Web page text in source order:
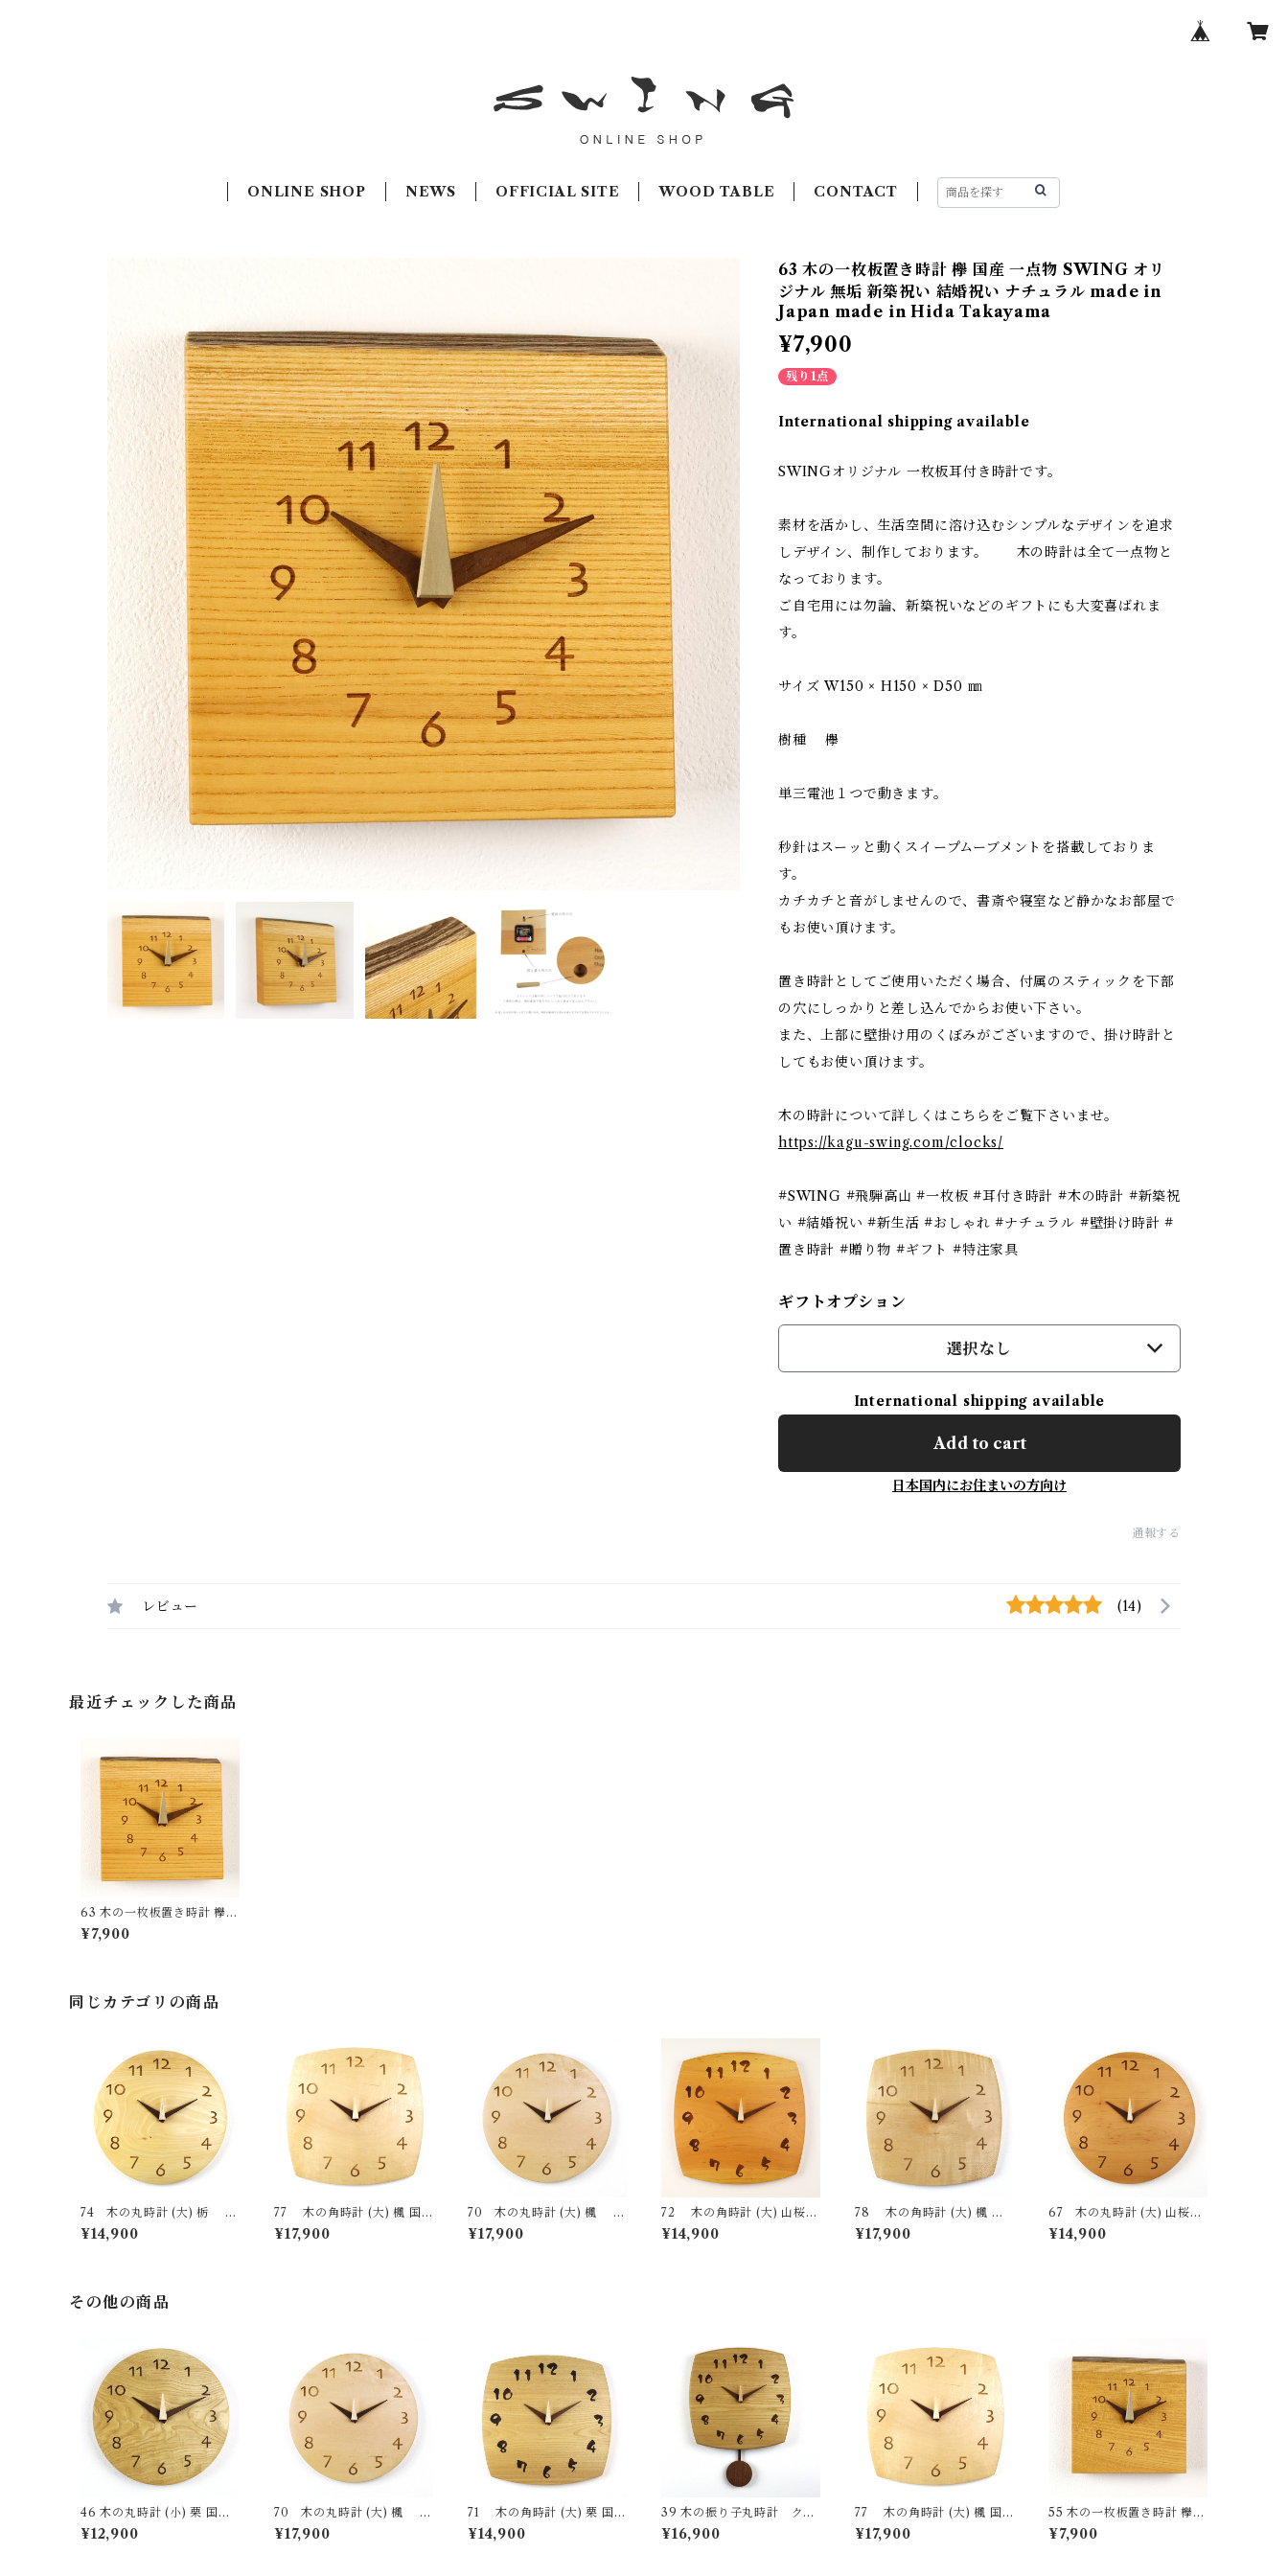
ONLINE SHOP NEWS OFFICIAL SITE WOOD TABLE CONTACT
63 木の一枚板置き時計 欅 国産 一点物 SWING オリ
ジナル 無垢 新築祝い 結婚祝い ナチュラル made in
Japan made in Hida Takayama
¥7,900
残り1点
International shipping available
SWINGオリジナル 一枚板耳付き時計です。
素材を活かし、生活空間に溶け込むシンプルなデザインを追求
しデザイン、制作しております。 木の時計は全て一点物と
なっております。
ご自宅用には勿論、新築祝いなどのギフトにも大変喜ばれま
す。
サイズ W150 × H150 × D50 ㎜
樹種 欅
単三電池１つで動きます。
秒針はスーッと動くスイープムーブメントを搭載しておりま
す。
カチカチと音がしませんので、書斎や寝室など静かなお部屋で
もお使い頂けます。
置き時計としてご使用いただく場合、付属のスティックを下部
の穴にしっかりと差し込んでからお使い下さい。
また、上部に壁掛け用のくぼみがございますので、掛け時計と
してもお使い頂けます。
木の時計について詳しくはこちらをご覧下さいませ。
https://kagu-swing.com/clocks/
#SWING #飛騨高山 #一枚板 #耳付き時計 #木の時計 #新築祝
い #結婚祝い #新生活 #おしゃれ #ナチュラル #壁掛け時計 #
置き時計 #贈り物 #ギフト #特注家具
ギフトオプション
選択なし
International shipping available
Add to cart
日本国内にお住まいの方向け
通報する
レビュー (14)
最近チェックした商品
63 木の一枚板置き時計 欅
国産 一点物 SWING オリジ
ナル 無垢 新築祝い 結婚祝い
¥7,900
同じカテゴリの商品
74 木の丸時計 (大) 栃 国
産 一点物 SWING オリジナ
ル 無垢 新築祝い 結婚祝い
¥14,900
77 木の角時計 (大) 楓 国
産 一点物 SWING オリジナ
ル 無垢 新築祝い 結婚祝い
¥17,900
70 木の丸時計 (大) 楓 国
産 一点物 SWING オリジナ
ル 無垢 新築祝い 結婚祝い
¥17,900
72 木の角時計 (大) 山桜
国産 一点物 SWING オリジ
ナル 無垢 新築祝い 結婚祝い
¥14,900
78 木の角時計 (大) 楓 国
産 一点物 SWING オリジナ
ル 無垢 新築祝い 結婚祝い
¥17,900
67 木の丸時計 (大) 山桜
国産 一点物 SWING オリジ
ナル 無垢 新築祝い 結婚祝い
¥14,900
その他の商品
46 木の丸時計 (小) 栗 国産
一点物 SWING オリジナル
無垢 新築祝い 結婚祝い ナチ
¥12,900
70 木の丸時計 (大) 楓 国
産 一点物 SWING オリジナ
ル 無垢 新築祝い 結婚祝い
¥17,900
71 木の角時計 (大) 栗 国産
一点物 SWING オリジナル
無垢 新築祝い 結婚祝い ナチ
¥14,900
39 木の振り子丸時計 クル
ミ 国産 一点物 SWING オ
リジナル 無垢 新築祝い 結婚
¥16,900
77 木の角時計 (大) 楓 国
産 一点物 SWING オリジナ
ル 無垢 新築祝い 結婚祝い
¥17,900
55 木の一枚板置き時計 欅
国産 一点物 SWING オリジ
ナル 無垢 新築祝い 結婚祝い
¥7,900